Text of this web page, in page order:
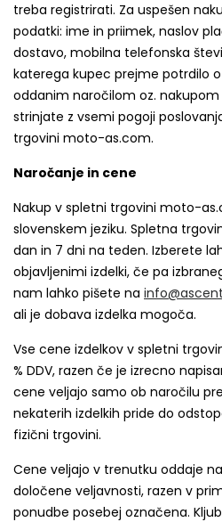
treba registrirati. Za uspešen
podatki: ime in priimek, naslov
dostavo, mobilna telefonska
katerega kupec prejme potrdilo
oddanim naročilom oz.
strinjate z vsemi pogoji
trgovini moto-as.com.
Naročanje in cene
Nakup v spletni trgovini moto-
slovenskem jeziku. Spletna
dan in 7 dni na teden. Izberete
objavljenimi izdelki, če pa
nam lahko pišete na
ali je dobava izdelka mogoča.
Vse cene izdelkov v spletni
% DDV, razen če je izrecno
cene veljajo samo ob naročilu
nekaterih izdelkih pride do
fizični trgovini.
Cene veljajo v trenutku oddaje
določene veljavnosti, razen v
ponudbe posebej označena.